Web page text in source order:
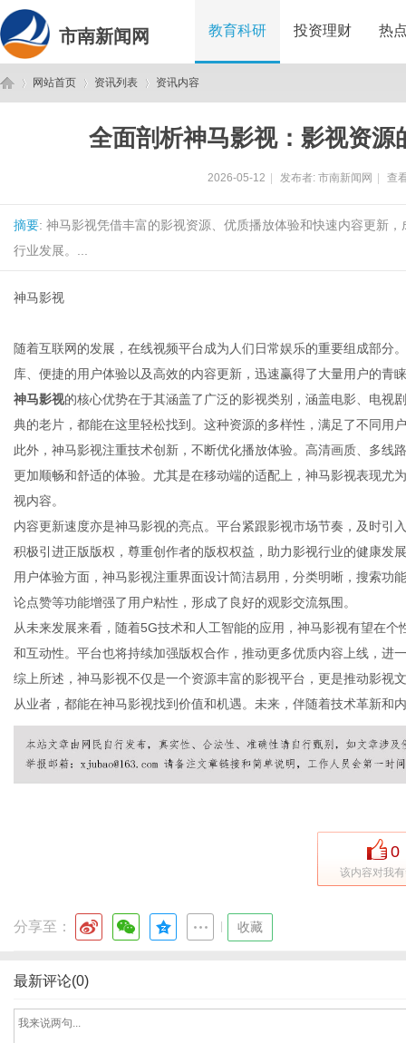
市南新闻网 教育科研 投资理财 热
网站首页 资讯列表 资讯内容
全面剖析神马影视：影视资
2026-05-12 发布者: 市南新闻网 查
摘要: 神马影视凭借丰富的影视资源、优质播放体验和快速内容更新
行业发展。...
神马影视
随着互联网的发展，在线视频平台成为人们日常娱乐的重要组成部分
库、便捷的用户体验以及高效的内容更新，迅速赢得了大量用户的青
神马影视的核心优势在于其涵盖了广泛的影视类别，涵盖电影、电视
典的老片，都能在这里轻松找到。这种资源的多样性，满足了不同用
此外，神马影视注重技术创新，不断优化播放体验。高清画质、多线
更加顺畅和舒适的体验。尤其是在移动端的适配上，神马影视表现尤
视内容。
内容更新速度亦是神马影视的亮点。平台紧跟影视市场节奏，及时引
积极引进正版版权，尊重创作者的版权权益，助力影视行业的健康发
用户体验方面，神马影视注重界面设计简洁易用，分类明晰，搜索功
论点赞等功能增强了用户粘性，形成了良好的观影交流氛围。
从未来发展来看，随着5G技术和人工智能的应用，神马影视有望在
和互动性。平台也将持续加强版权合作，推动更多优质内容上线，进
综上所述，神马影视不仅是一个资源丰富的影视平台，更是推动影视
从业者，都能在神马影视找到价值和机遇。未来，伴随着技术革新和
0
该内容对我
分享至： 收藏
最新评论(0)